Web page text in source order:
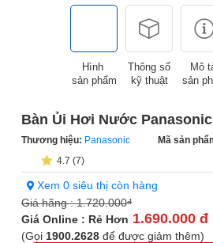
Hình
sản phẩm
Thông số
kỹ thuật
Mô
sản
Bàn Ủi Hơi Nước Panasonic
Thương hiệu: Panasonic Mã sản
4.7 (7)
Xem 0 siêu thị còn hàng
Giá hãng :1.720.000đ
Giá Online : Rẻ Hơn 1.690.000 đ
(Gọi 1900.2628 để được giảm thêm)